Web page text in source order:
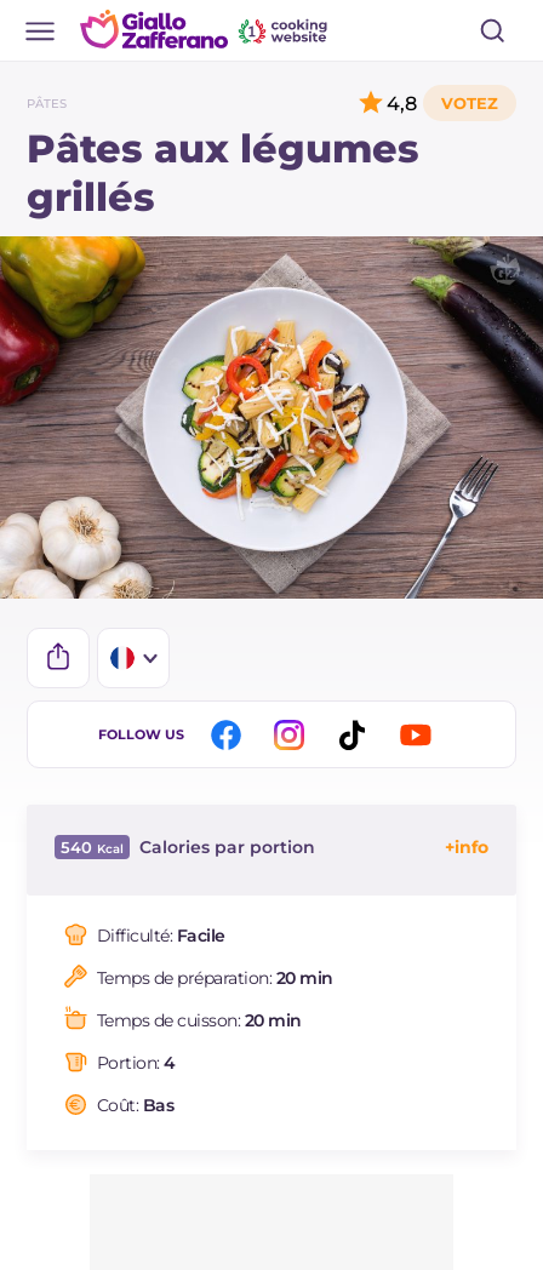
PÂTES
Pâtes aux légumes
grillés
4,8
IT
ES
NL
FOLLOW US
540 Calories par portion
Dont sucres
Protéine
Graisses
Fibre
Cholestérol
Difficulté: Facile
Temps de préparation:20 min
Temps de cuisson:20 min
Portion:4
Coût: Bas